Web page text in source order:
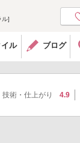
ル]
ル ブログ
技術・仕上がり 4.9